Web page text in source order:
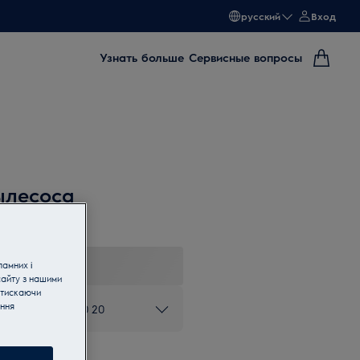
русский Вход
Узнать больше Сервисные вопросы
0 800 50 80 20
і
з нашими